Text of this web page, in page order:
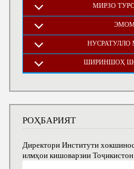
МИРЗО
НУСРАТУЛЛО
ШИРИНШОҲ
РОҲБАРИЯТ
Директори Институти
илмҳои кишоварзии Тоҷикистон